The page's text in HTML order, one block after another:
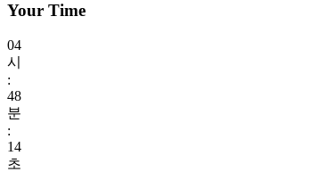
Your Time
04
시
:
48
분
:
15
초